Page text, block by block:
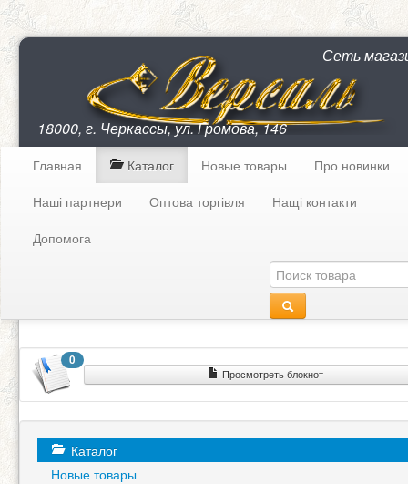
Сеть
18000, г. Черкассы, ул. Громова, 146
Главная Каталог Новые товары
Про новинки
Наші партнери
Оптова торгівля
Нащі контакти
Допомога
0
Просмотреть блокнот
Каталог
Новые товары